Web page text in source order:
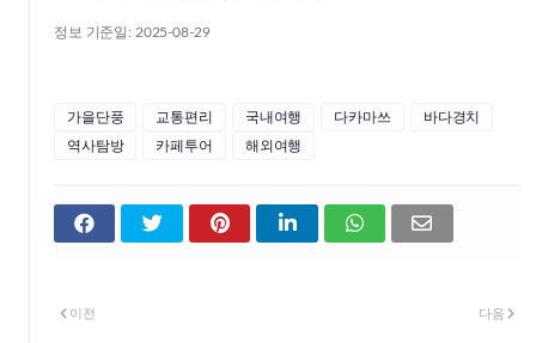
정보 기준일: 2025-08-29
가을단풍 교통편리 국내여행 다카마쓰
바다경치
역사탐방
카페투어 해외여행
다음
이전